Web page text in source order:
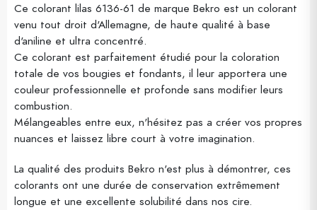
Ce colorant lilas 6136-61 de marque Bekro est un colorant
venu tout droit d'Allemagne, de haute qualité à base
d'aniline et ultra concentré.
Ce colorant est parfaitement étudié pour la coloration
totale de vos bougies et fondants, il leur apportera une
couleur professionnelle et profonde sans modifier leurs
combustion.
Mélangeables entre eux, n'hésitez pas a créer vos propres
nuances et laissez libre court à votre imagination.
La qualité des produits Bekro n'est plus à démontrer, ces
colorants ont une durée de conservation extrêmement
longue et une excellente solubilité dans nos cire.